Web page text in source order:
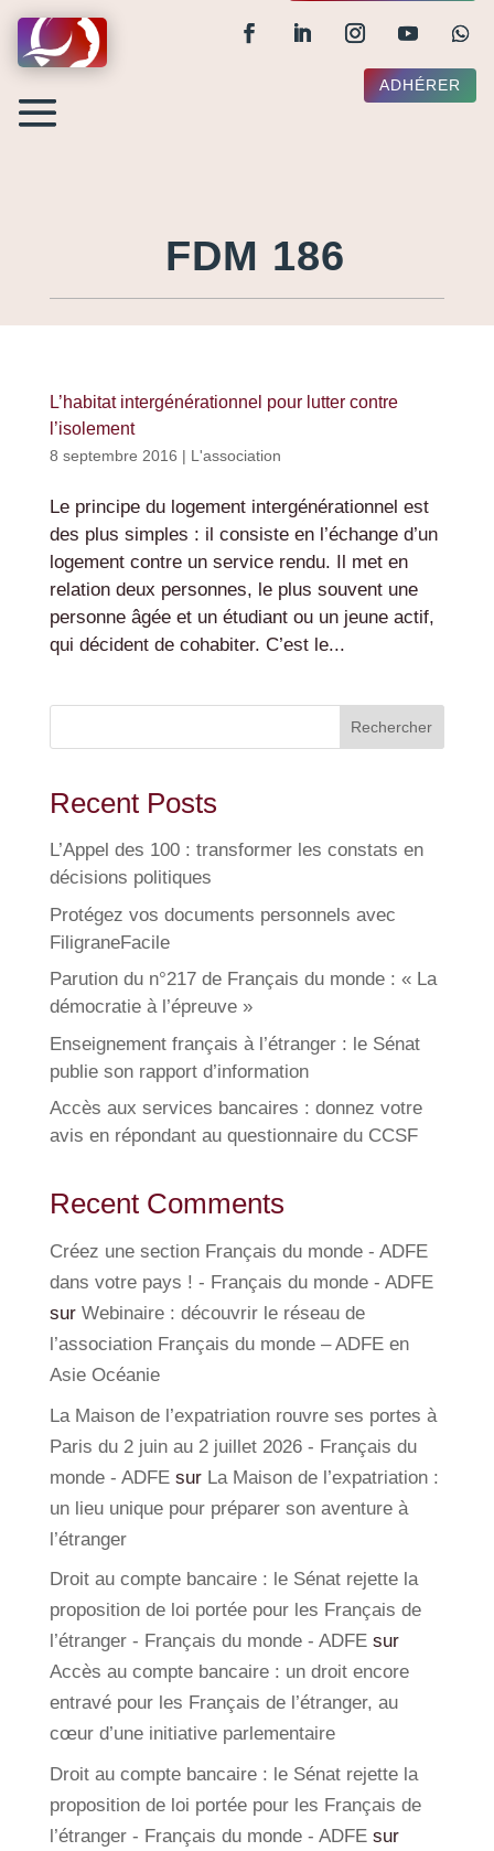
ADHÉRER
FDM 186
L’habitat intergénérationnel pour lutter contre
l’isolement
8 septembre 2016 | L'association
Le principe du logement intergénérationnel est
des plus simples : il consiste en l’échange d’un
logement contre un service rendu. Il met en
relation deux personnes, le plus souvent une
personne âgée et un étudiant ou un jeune actif,
qui décident de cohabiter. C’est le...
Rechercher
Recent Posts
L’Appel des 100 : transformer les constats en
décisions politiques
Protégez vos documents personnels avec
FiligraneFacile
Parution du n°217 de Français du monde : « La
démocratie à l’épreuve »
Enseignement français à l’étranger : le Sénat
publie son rapport d’information
Accès aux services bancaires : donnez votre
avis en répondant au questionnaire du CCSF
Recent Comments
Créez une section Français du monde - ADFE
dans votre pays ! - Français du monde - ADFE
sur Webinaire : découvrir le réseau de
l’association Français du monde – ADFE en
Asie Océanie
La Maison de l’expatriation rouvre ses portes à
Paris du 2 juin au 2 juillet 2026 - Français du
monde - ADFEsur La Maison de l’expatriation :
un lieu unique pour préparer son aventure à
l’étranger
Droit au compte bancaire : le Sénat rejette la
proposition de loi portée pour les Français de
l’étranger - Français du monde - ADFEsur
Accès au compte bancaire : un droit encore
entravé pour les Français de l’étranger, au
cœur d’une initiative parlementaire
Droit au compte bancaire : le Sénat rejette la
proposition de loi portée pour les Français de
l’étranger - Français du monde - ADFEsur